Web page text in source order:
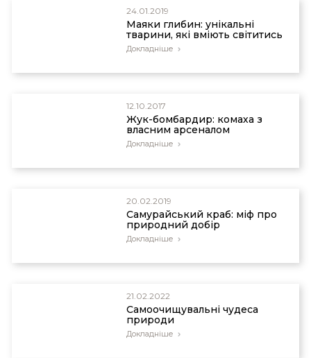
24.01.2019
Маяки глибин: унікальні
тварини, які вміють світитись
Докладніше
12.10.2017
Жук-бомбардир: комаха з
власним арсеналом
Докладніше
20.02.2019
Самурайський краб: міф про
природний добір
Докладніше
21.02.2022
Самоочищувальні чудеса
природи
Докладніше